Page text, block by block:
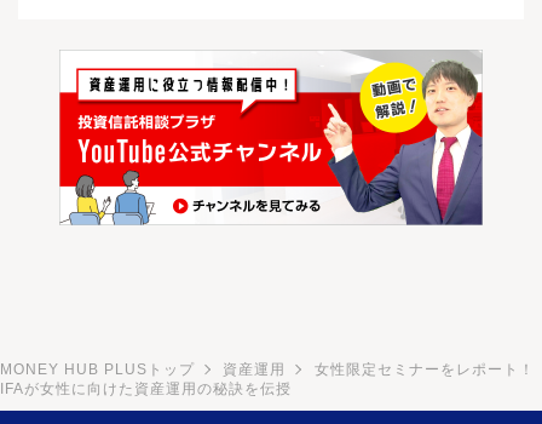
MONEY HUB PLUSトップ 資産運用
女性限定セミナーをレポート！
IFAが女性に向けた資産運用の秘訣を伝授